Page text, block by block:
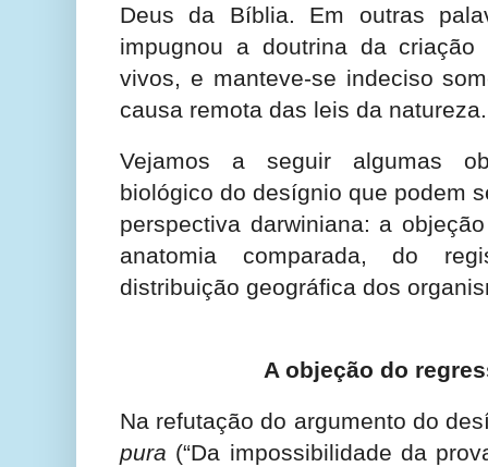
Deus da Bíblia. Em outras
impugnou a doutrina da criação
vivos, e manteve-se indeciso
causa remota das leis da natureza.
Vejamos a seguir algumas
biológico do desígnio que podem
perspectiva darwiniana: a
anatomia comparada, do
distribuição geográfica dos
A objeção do
Na refutação do argumento do
pura (“Da impossibilidade da